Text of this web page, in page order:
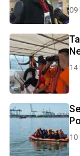
09
14
10